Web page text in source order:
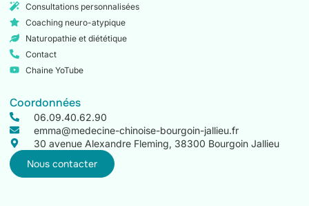
Consultations personnalisées
Coaching neuro-atypique
Naturopathie et diététique
Contact
Chaine YoTube
Coordonnées
06.09.40.62.90
emma@medecine-chinoise-bourgoin-jallieu.fr
30 avenue Alexandre Fleming, 38300 Bourgoin Jallieu
Nous contacter